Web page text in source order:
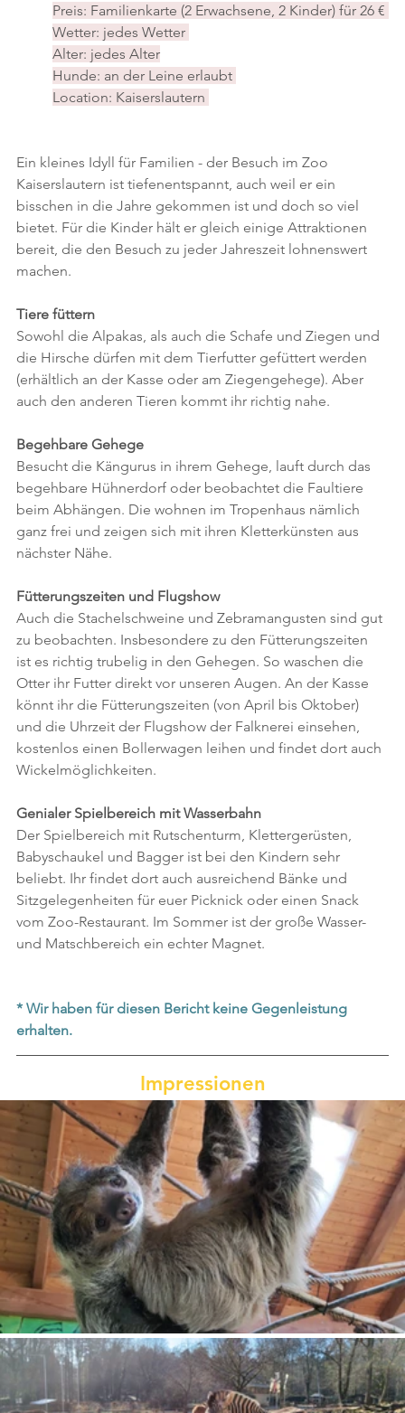
Preis: Familienkarte (2 Erwachsene, 2 Kinder) für 26 €
Wetter: jedes Wetter
Alter: jedes Alter
Hunde: an der Leine erlaubt
Location: Kaiserslautern
Ein kleines Idyll für Familien - der Besuch im Zoo
Kaiserslautern ist tiefenentspannt, auch weil er ein
bisschen in die Jahre gekommen ist und doch so viel
bietet. Für die Kinder hält er gleich einige Attraktionen
bereit, die den Besuch zu jeder Jahreszeit lohnenswert
machen.
Tiere füttern
Sowohl die Alpakas, als auch die Schafe und Ziegen und
die Hirsche dürfen mit dem Tierfutter gefüttert werden
(erhältlich an der Kasse oder am Ziegengehege). Aber
auch den anderen Tieren kommt ihr richtig nahe.
Begehbare Gehege
Besucht die Kängurus in ihrem Gehege, lauft durch das
begehbare Hühnerdorf oder beobachtet die Faultiere
beim Abhängen. Die wohnen im Tropenhaus nämlich
ganz frei und zeigen sich mit ihren Kletterkünsten aus
nächster Nähe.
Fütterungszeiten und Flugshow
Auch die Stachelschweine und Zebramangusten sind gut
zu beobachten. Insbesondere zu den Fütterungszeiten
ist es richtig trubelig in den Gehegen. So waschen die
Otter ihr Futter direkt vor unseren Augen. An der Kasse
könnt ihr die Fütterungszeiten (von April bis Oktober)
und die Uhrzeit der Flugshow der Falknerei einsehen,
kostenlos einen Bollerwagen leihen und findet dort auch
Wickelmöglichkeiten.
Genialer Spielbereich mit Wasserbahn
Der Spielbereich mit Rutschenturm, Klettergerüsten,
Babyschaukel und Bagger ist bei den Kindern sehr
beliebt. Ihr findet dort auch ausreichend Bänke und
Sitzgelegenheiten für euer Picknick oder einen Snack
vom Zoo-Restaurant. Im Sommer ist der große Wasser-
und Matschbereich ein echter Magnet.
* Wir haben für diesen Bericht keine Gegenleistung
erhalten.
Impressionen